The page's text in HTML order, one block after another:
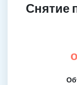
Снятие